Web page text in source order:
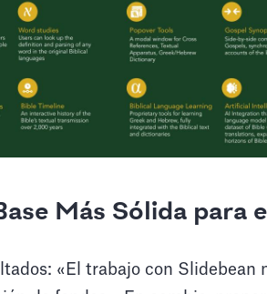
Más Sólida para
«El trabajo con Slidebean